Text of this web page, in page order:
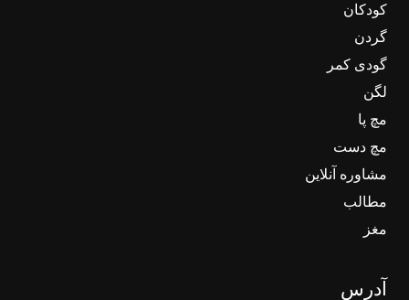
کودکان
گردن
گودی کمر
لگن
مچ پا
مچ دست
مشاوره آنلاین
مطالب
مغز
آدرس